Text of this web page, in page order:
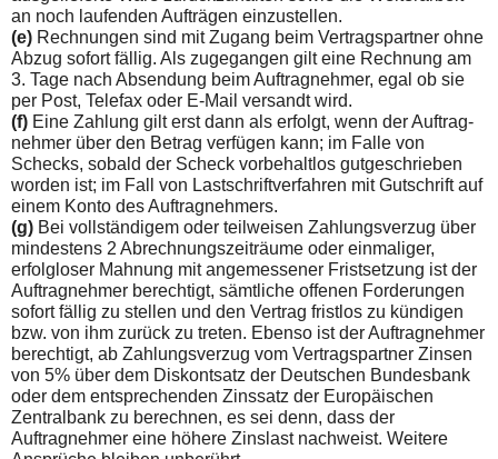
an noch lau­fenden Aufträgen einzustellen.
(e) Rechnungen sind mit Zugang beim Vertragspartner ohne
Abzug sofort fällig. Als zugegangen gilt eine Rechnung am
3. Tage nach Absendung beim Auftragnehmer, egal ob sie
per Post, Telefax oder E-Mail versandt wird.
(f) Eine Zahlung gilt erst dann als erfolgt, wenn der Auftrag­
nehmer über den Betrag verfügen kann; im Falle von
Schecks, sobald der Scheck vorbehaltlos gutgeschrieben
worden ist; im Fall von Lastschriftverfahren mit Gutschrift auf
einem Konto des Auftragnehmers.
(g) Bei vollständigem oder teilweisen Zahlungsverzug über
mindestens 2 Abrechnungszeiträume oder einmaliger,
erfolg­loser Mahnung mit angemessener Fristsetzung ist der
Auftrag­nehmer berechtigt, sämtliche offenen Forderungen
sofort fällig zu stellen und den Vertrag fristlos zu kündigen
bzw. von ihm zurück zu treten. Ebenso ist der Auftragnehmer
berechtigt, ab Zahlungsverzug vom Vertragspartner Zinsen
von 5% über dem Diskontsatz der Deutschen Bundesbank
oder dem entsprechen­den Zinssatz der Europäischen
Zentralbank zu berechnen, es sei denn, dass der
Auftragnehmer eine höhere Zinslast nachweist. Weitere